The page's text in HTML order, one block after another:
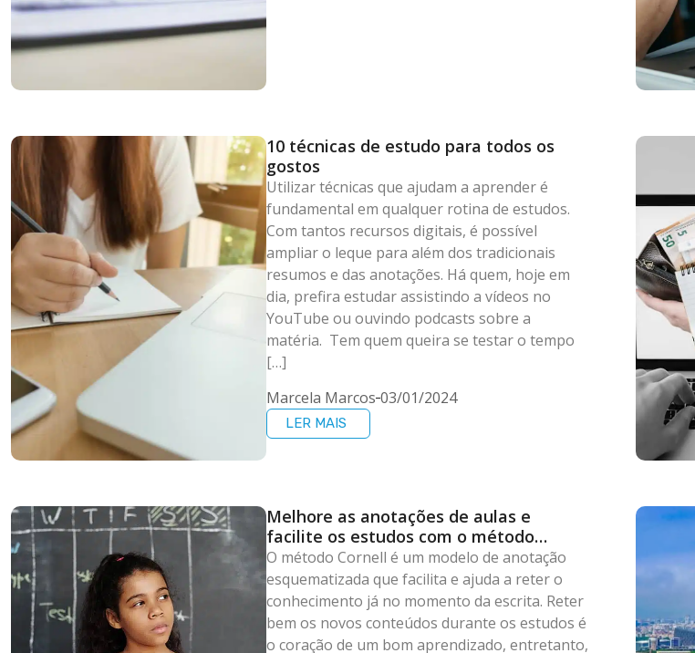
10 técnicas de estudo para todos os
gostos
Utilizar técnicas que ajudam a aprender é
fundamental em qualquer rotina de estudos.
Com tantos recursos digitais, é possível
ampliar o leque para além dos tradicionais
resumos e das anotações. Há quem, hoje em
dia, prefira estudar assistindo a vídeos no
YouTube ou ouvindo podcasts sobre a
matéria. Tem quem queira se testar o tempo
[…]
Marcela Marcos 03/01/2024
LER MAIS
Melhore as anotações de aulas e
facilite os estudos com o método
Cornell
O método Cornell é um modelo de anotação
esquematizada que facilita e ajuda a reter o
conhecimento já no momento da escrita. Reter
bem os novos conteúdos durante os estudos é
o coração de um bom aprendizado, entretanto,